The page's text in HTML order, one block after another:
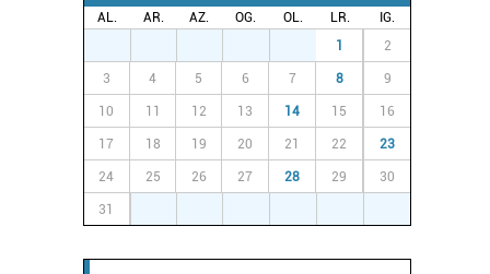
AL. AR. AZ. OG. OL. LR.
IG.
1 2
3 4 5 6 7 8 9
10 11 12 13 14 15 16
17 18 19 20 21 22 23
24 25 26 27 28 29 30
31